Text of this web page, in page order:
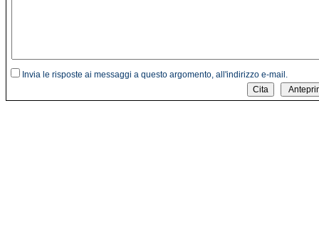
Invia le risposte ai messaggi a questo argomento, all'indirizzo e-mail.